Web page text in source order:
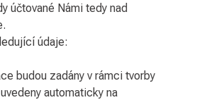
účtované Námi tedy nad
údaje:
budou zadány v rámci tvorby
automaticky na